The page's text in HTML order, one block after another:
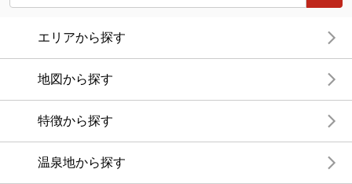
エリアから探す
地図から探す
特徴から探す
温泉地から探す